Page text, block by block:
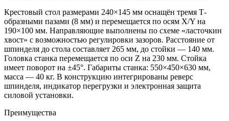
Крестовый стол размерами 240×145 мм оснащён тремя Т-
образными пазами (8 мм) и перемещается по осям X/Y на
190×100 мм. Направляющие выполнены по схеме «ласточкин
хвост» с возможностью регулировки зазоров. Расстояние от
шпинделя до стола составляет 265 мм, до стойки — 140 мм.
Головка станка перемещается по оси Z на 230 мм. Стойка
имеет поворот на ±45°. Габариты станка: 550×450×630 мм,
масса — 40 кг. В конструкцию интегрированы реверс
шпинделя, индикатор перегрузки и электронная защита
силовой установки.
Преимущества